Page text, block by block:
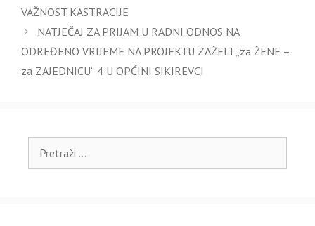
VAŽNOST KASTRACIJE
NATJEČAJ ZA PRIJAM U RADNI ODNOS NA
ODREĐENO VRIJEME NA PROJEKTU ZAŽELI „za ŽENE –
za ZAJEDNICU“ 4 U OPĆINI SIKIREVCI